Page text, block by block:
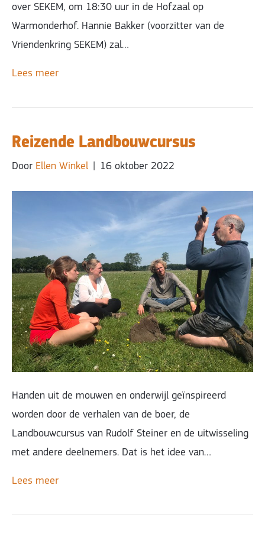
over SEKEM, om 18:30 uur in de Hofzaal op
Warmonderhof. Hannie Bakker (voorzitter van de
Vriendenkring SEKEM) zal…
Lees meer
Reizende Landbouwcursus
Door Ellen Winkel 16 oktober 2022
Handen uit de mouwen en onderwijl geïnspireerd
worden door de verhalen van de boer, de
Landbouwcursus van Rudolf Steiner en de uitwisseling
met andere deelnemers. Dat is het idee van…
Lees meer